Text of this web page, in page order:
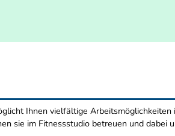
Ihnen vielfältige
sie im Fitnessstudio betreuen und dabei